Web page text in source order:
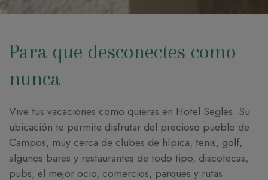
Para que desconectes como
nunca
Vive tus vacaciones como quieras en Hotel Segles. Su
ubicación te permite disfrutar del precioso pueblo de
Campos, muy cerca de clubes de hípica, tenis, golf,
algunos bares y restaurantes de todo tipo, discotecas,
pubs, el mejor ocio, comercios, parques y rutas